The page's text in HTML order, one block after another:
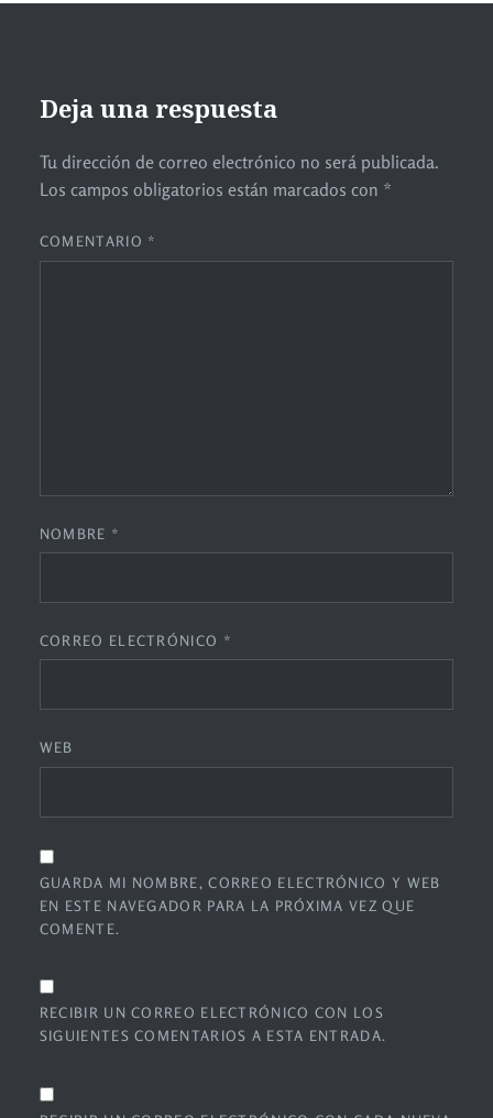
Deja una respuesta
Tu dirección de correo electrónico no será publicada.
Los campos obligatorios están marcados con *
COMENTARIO *
NOMBRE *
CORREO ELECTRÓNICO *
WEB
GUARDA MI NOMBRE, CORREO ELECTRÓNICO Y WEB
EN ESTE NAVEGADOR PARA LA PRÓXIMA VEZ QUE
COMENTE.
RECIBIR UN CORREO ELECTRÓNICO CON LOS
SIGUIENTES COMENTARIOS A ESTA ENTRADA.